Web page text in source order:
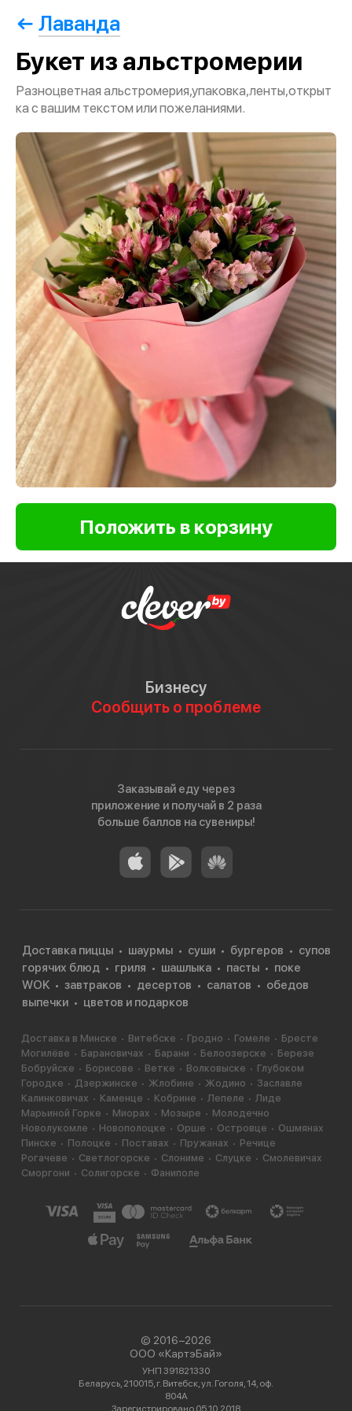
Лаванда
Букет из альстромерии
Разноцветная альстромерия,упаковка,ленты,открыт
ка с вашим текстом или пожеланиями.
Бизнесу
Сообщить о проблеме
Заказывай еду через
приложение и получай в 2 раза
больше баллов на сувениры!
Доставка пиццы шаурмы суши бургеров
супов
горячих блюд
гриля шашлыка пасты
поке
WOK
завтраков десертов салатов
обедов
выпечки
цветов и подарков
Доставка в Минске Витебске Гродно Гомеле
Бресте
Могилёве
Барановичах Барани Белоозерске
Березе
Бобруйске
Борисове Ветке Волковыске
Глубоком
Городке
Дзержинске Жлобине Жодино
Заславле
Калинковичах
Каменце Кобрине Лепеле
Лиде
Марьиной Горке
Миорах Мозыре
Молодечно
Новолукомле
Новополоцке Орше Островце
Ошмянах
Пинске
Полоцке Поставах Пружанах
Речице
Рогачеве
Светлогорске Слониме Слуцке
Смолевичах
Сморгони
Солигорске Фаниполе
© 2016−2026
ООО «КартэБай»
УНП 391821330
Беларусь, 210015, г. Витебск, ул. Гоголя, 14, оф.
804А
Зарегистрировано 05.10.2018